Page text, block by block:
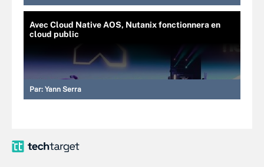
Avec Cloud Native AOS, Nutanix fonctionnera en
cloud public
Par: Yann Serra